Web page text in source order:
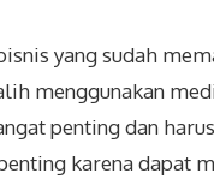
yang sudah
menggunakan
penting dan
karena dapat